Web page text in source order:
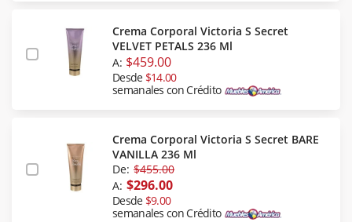
Crema Corporal Victoria S Secret
VELVET PETALS 236 Ml
A: $459.00
Desde $14.00
semanales con Crédito
Crema Corporal Victoria S Secret BARE
VANILLA 236 Ml
De: $455.00
A: $296.00
Desde $9.00
semanales con Crédito